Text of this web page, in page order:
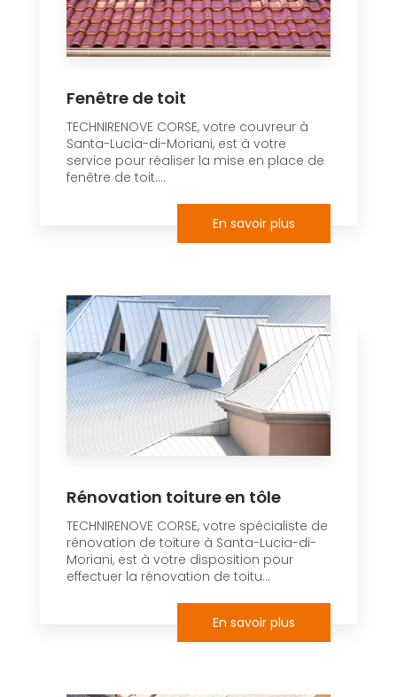
Fenêtre de toit
TECHNIRENOVE CORSE, votre couvreur à
Santa-Lucia-di-Moriani, est à votre
service pour réaliser la mise en place de
fenêtre de toit....
En savoir plus
Rénovation toiture en tôle
TECHNIRENOVE CORSE, votre spécialiste de
rénovation de toiture à Santa-Lucia-di-
Moriani, est à votre disposition pour
effectuer la rénovation de toitu...
En savoir plus